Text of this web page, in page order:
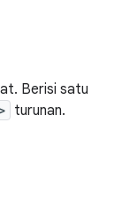
Berisi satu
turunan.